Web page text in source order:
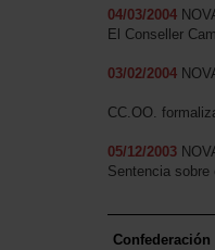
04/03/2004
El Conseller
03/02/2004
CC.OO.
05/12/2003
Sentencia sobre